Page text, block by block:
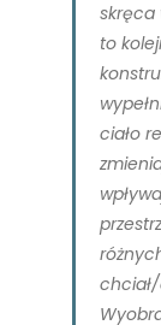
skręca
to
ciało